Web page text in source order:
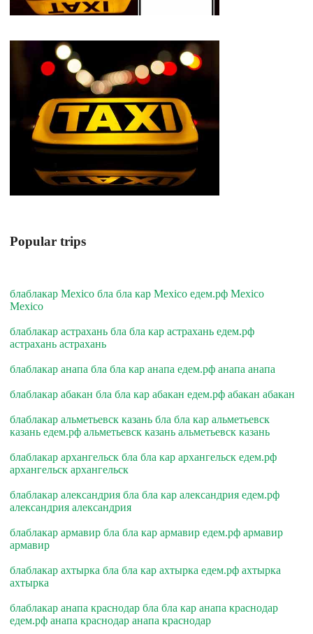
Popular trips
блаблакар Mexico бла бла кар Mexico едем.рф Mexico
Mexico
блаблакар астрахань бла бла кар астрахань едем.рф
астрахань астрахань
блаблакар анапа бла бла кар анапа едем.рф анапа анапа
блаблакар абакан бла бла кар абакан едем.рф абакан абакан
блаблакар альметьевск казань бла бла кар альметьевск
казань едем.рф альметьевск казань альметьевск казань
блаблакар архангельск бла бла кар архангельск едем.рф
архангельск архангельск
блаблакар александрия бла бла кар александрия едем.рф
александрия александрия
блаблакар армавир бла бла кар армавир едем.рф армавир
армавир
блаблакар ахтырка бла бла кар ахтырка едем.рф ахтырка
ахтырка
блаблакар анапа краснодар бла бла кар анапа краснодар
едем.рф анапа краснодар анапа краснодар